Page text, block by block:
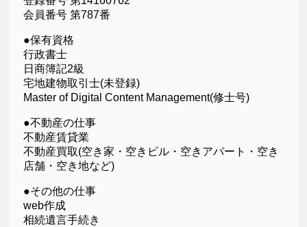
会員番号 第787番
●保有資格
行政書士
日商簿記2級
宅地建物取引士(未登録)
Master of Digital Content Management(修士号)
●不動産の仕事
不動産賃貸業
不動産買取(空き家・空きビル・空きアパート・空き
店舗・空き地など)
●その他の仕事
web作成
相続遺言手続き